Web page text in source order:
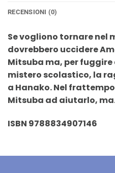
RECENSIONI (0)
Se vogliono tornare nel
dovrebbero uccidere
Mitsuba ma, per
mistero scolastico, la
a Hanako. Nel
Mitsuba ad aiutarlo,
ISBN 9788834907146